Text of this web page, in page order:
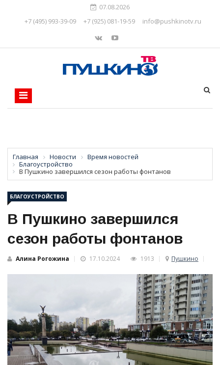
07.08.2026
+7 (495) 993-39-09
+7 (925) 081-19-59 info@pushkinotv.ru
Главная Новости
Время новостей
Благоустройство
В Пушкино завершился сезон работы фонтанов
БЛАГОУСТРОЙСТВО
В Пушкино завершился
сезон работы фонтанов
Алина Рогожина 17.10.2024 1913 Пушкино